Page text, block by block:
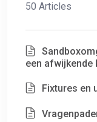
50 Articles
een afwijkende
Fixtures en